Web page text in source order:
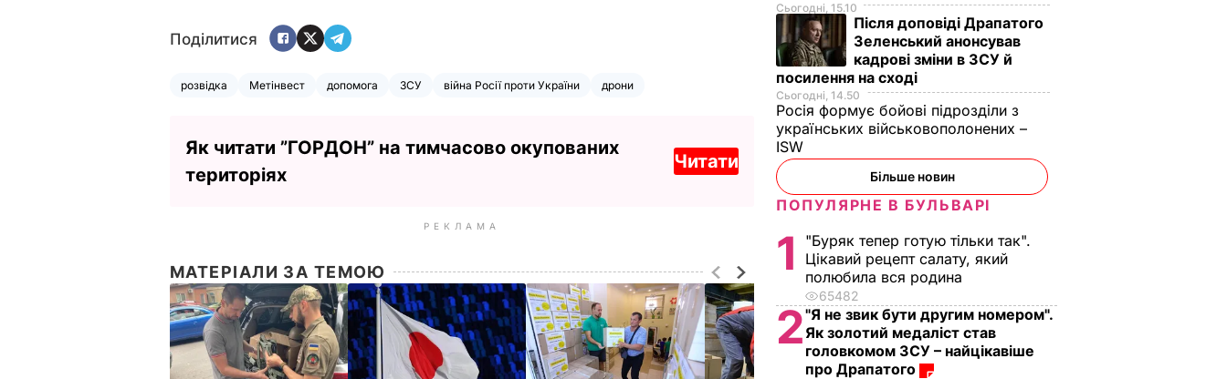
Поділитися
розвідка Метінвест допомога ЗСУ війна Росії проти України дрони
Як читати ”ГОРДОН” на тимчасово окупованих
територіях
Читати
РЕКЛАМА
МАТЕРІАЛИ ЗА ТЕМОЮ
Сьогодні, 15.10
Після доповіді Драпатого
Зеленський анонсував
кадрові зміни в ЗСУ й
посилення на сході
Сьогодні, 14.50
Росія формує бойові підрозділи з
українських військовополонених –
ISW
Більше новин
ПОПУЛЯРНЕ В БУЛЬВАРІ
1
"Буряк тепер готую тільки так".
Цікавий рецепт салату, який
полюбила вся родина
65482
2"Я не звик бути другим номером".
Як золотий медаліст став
головкомом ЗСУ – найцікавіше
про Драпатого